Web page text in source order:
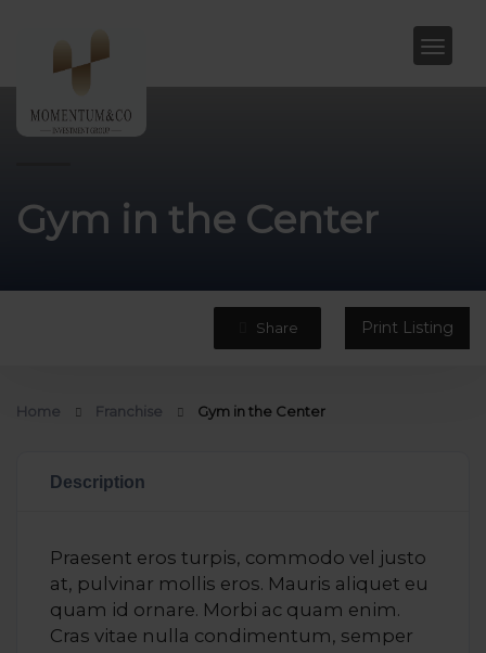
Gym in the Center
Share Print Listing
Home Franchise Gym in the Center
Description
Praesent eros turpis, commodo vel justo
at, pulvinar mollis eros. Mauris aliquet eu
quam id ornare. Morbi ac quam enim.
Cras vitae nulla condimentum, semper